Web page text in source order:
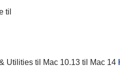
til
Utilities til Mac 10.13 til Mac 14